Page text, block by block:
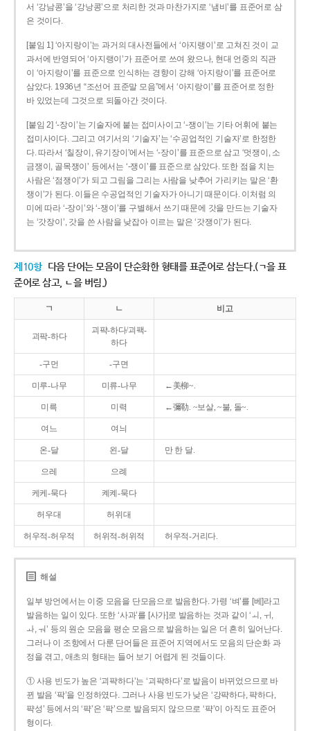
서 ‘강남콩’을 ‘강낭콩’으로 처리한 것과 마찬가지로 ‘냄비’를 표준어로 삼
은 것이다.
[붙임 1] ‘아지랑이’는 과거의 대사전들에서 ‘아지랭이’로 고쳐진 것이 교
과서에 반영되어 ‘아지랭이’가 표준어로 쓰여 왔으나, 현대 언중의 직관
이 ‘아지랑이’를 표준으로 인식하는 경향이 강해 ‘아지랑이’를 표준어로
삼았다. 1936년 “조선어 표준말 모음”에서 ‘아지랑이’를 표준어로 정한
바 있었는데 그것으로 되돌아간 것이다.
[붙임 2] ‘-장이’는 기술자에 붙는 접미사이고 ‘-쟁이’는 기타 어휘에 붙는
접미사이다. 그리고 여기서의 ‘기술자’는 ‘수공업적인 기술자’로 한정한
다. 따라서 ‘칠장이, 유기장이’에서는 ‘-장이’를 표준으로 삼고 ‘멋쟁이, 소
금쟁이, 골목쟁이’ 등에서는 ‘-쟁이’를 표준으로 삼았다. 또한 점을 치는
사람은 ‘점쟁이’가 되고 그림을 그리는 사람을 낮추어 가리키는 말은 ‘환
쟁이’가 된다. 이들은 수공업적인 기술자가 아니기 때문이다. 이처럼 의
미에 따라 ‘-장이’와 ‘-쟁이’를 구별해서 쓰기 때문에 갓을 만드는 기술자
는 ‘갓장이’, 갓을 쓴 사람을 낮잡아 이르는 말은 ‘갓쟁이’가 된다.
제10항 다음 단어는 모음이 단순화한 형태를 표준어로 삼는다.(ㄱ을 표
준어로 삼고, ㄴ을 버림.)
ㄱ ㄴ 비고
괴팍-하다
괴퍅-하다/괴팩-
하다
-구먼 -구면
미루-나무 미류-나무 ←美柳~.
미륵 미력 ←彌勒. ~보살, ~불, 돌~.
여느 여늬
온-달 왼-달 만 한 달.
으레 으례
케케-묵다 켸켸-묵다
허우대 허위대
허우적-허우적 허위적-허위적 허우적-거리다.
해설
일부 방언에서는 이중 모음을 단모음으로 발음한다. 가령 ‘벼’를 [베]라고
발음하는 일이 있다. 또한 ‘사과’를 [사가]로 발음하는 것과 같이 ‘ㅚ, ㅟ,
ㅘ, ㅝ’ 등의 원순 모음을 평순 모음으로 발음하는 일은 더 흔히 일어난다.
그러나 이 조항에서 다룬 단어들은 표준어 지역에서도 모음의 단순화 과
정을 겪고, 애초의 형태는 들어 보기 어렵게 된 것들이다.
① 사용 빈도가 높은 ‘괴퍅하다’는 ‘괴팍하다’로 발음이 바뀌었으므로 바
뀐 발음 ‘팍’을 인정하였다. 그러나 사용 빈도가 낮은 ‘강퍅하다, 퍅하다,
퍅성’ 등에서의 ‘퍅’은 ‘팍’으로 발음되지 않으므로 ‘퍅’이 아직도 표준어
형이다.